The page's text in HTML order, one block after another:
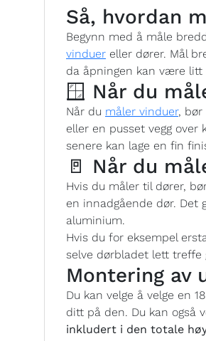
Så, hvordan
Begynn med å måle
vinduer eller dører. Mål
da åpningen kan være litt
🪟 Når du
Når du måler vinduer, bør
eller en pusset vegg
senere kan lage en fin
🚪 Når du
Hvis du måler til dører,
en innadgående dør. Det
aluminium.
Hvis du for eksempel
selve dørbladet lett treffe
Montering av
Du kan velge å velge en
ditt på den. Du kan også
inkludert i den totale